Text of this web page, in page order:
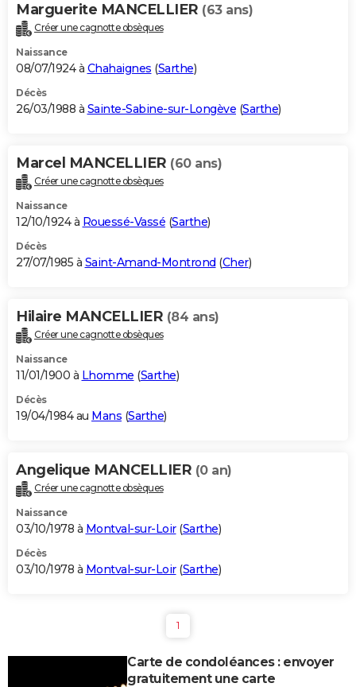
Marguerite MANCELLIER (63 ans)
Créer une cagnotte obsèques
Naissance
08/07/1924 à Chahaignes (Sarthe)
Décès
26/03/1988 à Sainte-Sabine-sur-Longève (Sarthe)
Marcel MANCELLIER (60 ans)
Créer une cagnotte obsèques
Naissance
12/10/1924 à Rouessé-Vassé (Sarthe)
Décès
27/07/1985 à Saint-Amand-Montrond (Cher)
Hilaire MANCELLIER (84 ans)
Créer une cagnotte obsèques
Naissance
11/01/1900 à Lhomme (Sarthe)
Décès
19/04/1984 au Mans (Sarthe)
Angelique MANCELLIER (0 an)
Créer une cagnotte obsèques
Naissance
03/10/1978 à Montval-sur-Loir(Sarthe)
Décès
03/10/1978 à Montval-sur-Loir(Sarthe)
1
Carte de condoléances : envoyer
gratuitement une carte